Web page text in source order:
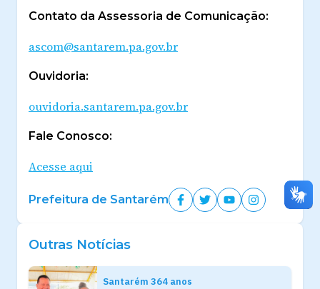
Contato da Assessoria de Comunicação:
ascom@santarem.pa.gov.br
Ouvidoria:
ouvidoria.santarem.pa.gov.br
Fale Conosco:
Acesse aqui
Prefeitura de Santarém
Outras Notícias
Santarém 364 anos